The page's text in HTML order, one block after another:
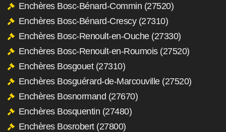
Enchères Bosc-Bénard-Commin (27520)
Enchères Bosc-Bénard-Crescy (27310)
Enchères Bosc-Renoult-en-Ouche (27330)
Enchères Bosc-Renoult-en-Roumois (27520)
Enchères Bosgouet (27310)
Enchères Bosguérard-de-Marcouville (27520)
Enchères Bosnormand (27670)
Enchères Bosquentin (27480)
Enchères Bosrobert (27800)